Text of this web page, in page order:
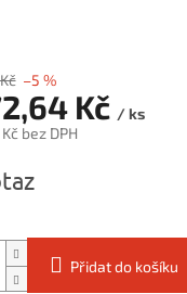
–5 %
Kč / ks
bez DPH
Přidat do košíku